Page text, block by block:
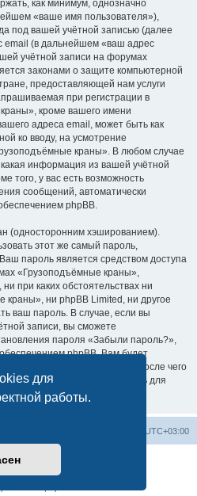
для
работы.
как минимум, однозначно
«ваше имя пользователя»),
под вашей учётной записью (далее
email (в дальнейшем «ваш адрес
учётной записи на форумах
законами о защите компьютерной
предоставляющей нам услуги
при регистрации в
кроме вашего имени
адреса email, может быть как
ко вводу, на усмотрение
краны». В любом случае
информация из вашей учётной
того, у вас есть возможность
сообщений, автоматически
phpBB.
(односторонним хэшированием).
этот же самый пароль,
пароль является средством доступа
«Грузоподъёмные краны»,
при каких обстоятельствах ни
краны», ни phpBB Limited, ни другое
ваш пароль. В случае, если вы
записи, вы сможете
пароля «Забыли пароль?»,
phpBB. Вам будет
и ваш адрес email, после чего
сгенерирует вам новый пароль для
UTC+03:00
® Forum Software © phpBB Limited
поддержка phpBB